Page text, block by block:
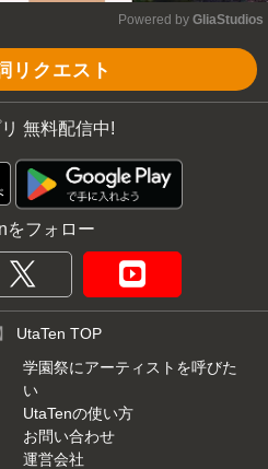
Powered by GliaStudios
リクエスト
無料配信中!
をフォロー
UtaTen TOP
学園祭にアーティストを呼びた
い
UtaTenの使い方
お問い合わせ
運営会社